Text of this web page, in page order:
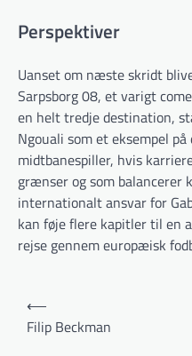
Perspektiver
Uanset om næste skridt
Sarpsborg 08, et varigt
en helt tredje destination,
Ngouali som et eksempel
midtbanespiller, hvis
grænser og som balancerer
internationalt ansvar for
kan føje flere kapitler til en
rejse gennem europæisk
Indlægsnavigation
⟵
Filip Beckman